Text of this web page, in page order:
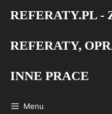
REFERATY.PL -
REFERATY,
INNE PRACE
Menu